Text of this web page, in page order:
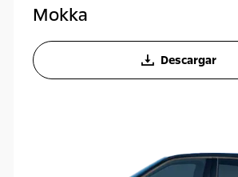
Mokka
Descargar